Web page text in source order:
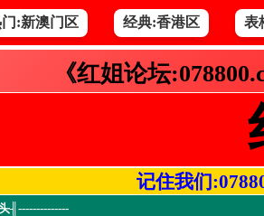
:新澳门区 经典:香港区 表
《红姐论坛
记住我们
╢--------------